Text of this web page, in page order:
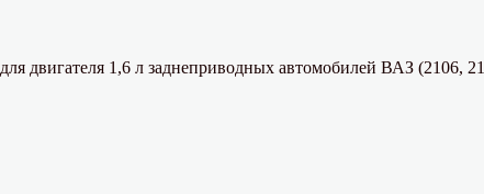
двигателя 1,6 л заднеприводных автомобилей ВАЗ